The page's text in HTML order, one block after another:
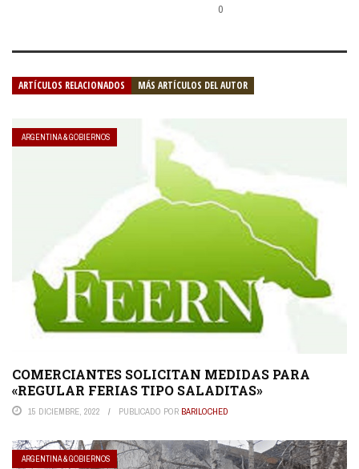
0
ARTÍCULOS RELACIONADOS MÁS ARTÍCULOS DEL AUTOR
ARGENTINA & GOBIERNOS
COMERCIANTES SOLICITAN MEDIDAS PARA
«REGULAR FERIAS TIPO SALADITAS»
15 DICIEMBRE, 2022 PUBLICADO POR BARILOCHED
ARGENTINA & GOBIERNOS